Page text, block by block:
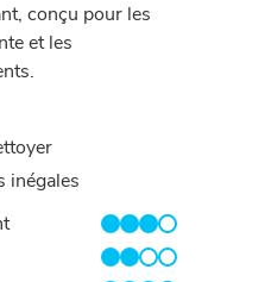
conçu pour les
et les
inégales